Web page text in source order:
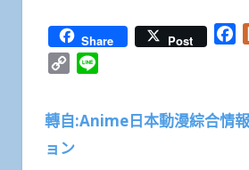
Share Post
Copy
轉自:Anime日本動漫綜合情
ョン